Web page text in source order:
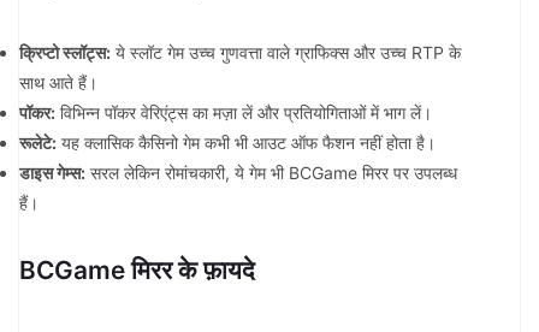
क्रिप्टो स्लॉट्स: ये स्लॉट गेम उच्च गुणवत्ता वाले ग्राफिक्स और उच्च RTP के
साथ आते हैं।
पॉकर: विभिन्न पॉकर वेरिएंट्स का मज़ा लें और प्रतियोगिताओं में भाग लें।
रूलेटे: यह क्लासिक कैसिनो गेम कभी भी आउट ऑफ फैशन नहीं होता है।
डाइस गेम्स: सरल लेकिन रोमांचकारी, ये गेम भी BCGame मिरर पर उपलब्ध
हैं।
BCGame मिरर के फ़ायदे